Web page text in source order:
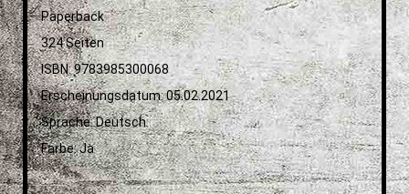
Paperback
324 Seiten
ISBN: 9783985300068
Erscheinungsdatum: 05.02.2021
Sprache: Deutsch
Farbe: Ja